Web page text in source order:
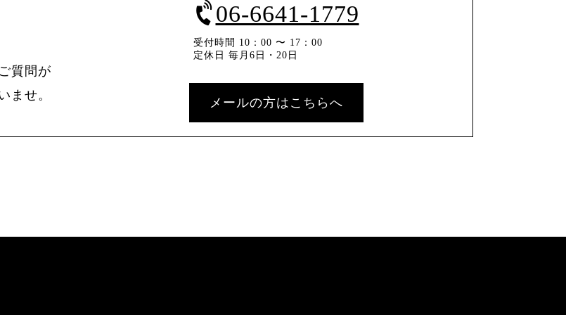
質問が
ませ。
06-6641-1779
受付時間 10：00 〜 17：00
定休日 毎月6日・20日
メールの方はこちらへ